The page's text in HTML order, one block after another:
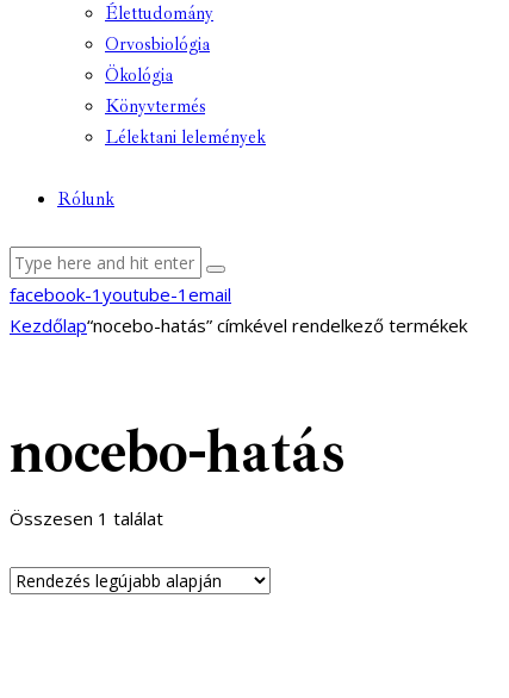
Élettudomány
Orvosbiológia
Ökológia
Könyvtermés
Lélektani lelemények
Rólunk
facebook-1 youtube-1 email
Kezdőlap“nocebo-hatás” címkével rendelkező termékek
nocebo-hatás
Összesen 1 találat